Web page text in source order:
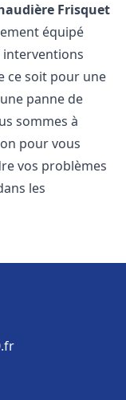
Frisquet
équipé
ce soit pour une
panne de
sommes à
pour vous
vos problèmes
les